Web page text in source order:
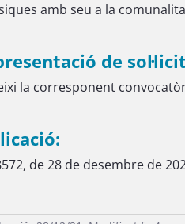
amb seu a la
de
la corresponent
de 28 de desembre de